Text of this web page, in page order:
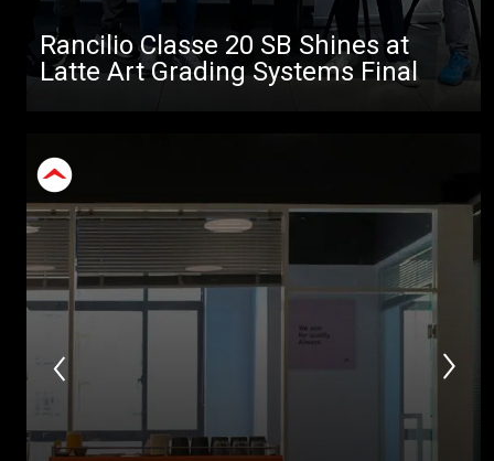
Rancilio Classe 20 SB Shines at
Latte Art Grading Systems Final